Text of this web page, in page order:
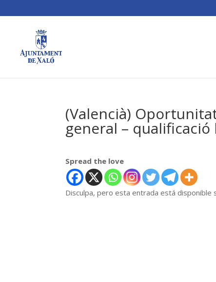
(Valencià)
general – qualificació
Spread the love
Disculpa, pero esta entrada está disponible